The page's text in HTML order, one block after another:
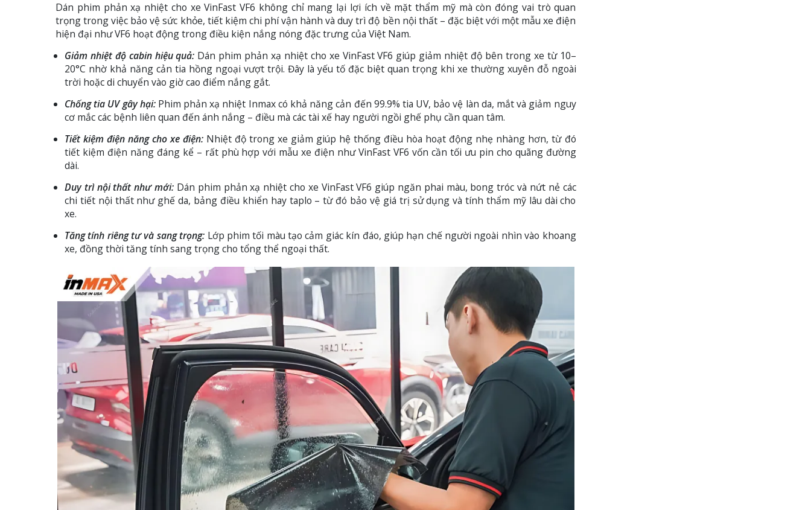
Dán phim phản xạ nhiệt cho xe VinFast VF6 không chỉ mang lại lợi ích về mặt thẩm mỹ mà còn đóng vai trò quan
trọng trong việc bảo vệ sức khỏe, tiết kiệm chi phí vận hành và duy trì độ bền nội thất – đặc biệt với một mẫu xe điện
hiện đại như VF6 hoạt động trong điều kiện nắng nóng đặc trưng của Việt Nam.
Giảm nhiệt độ cabin hiệu quả: Dán phim phản xạ nhiệt cho xe VinFast VF6 giúp giảm nhiệt độ bên trong xe từ 10–
20°C nhờ khả năng cản tia hồng ngoại vượt trội. Đây là yếu tố đặc biệt quan trọng khi xe thường xuyên đỗ ngoài
trời hoặc di chuyển vào giờ cao điểm nắng gắt.
Chống tia UV gây hại: Phim phản xạ nhiệt Inmax có khả năng cản đến 99.9% tia UV, bảo vệ làn da, mắt và giảm nguy
cơ mắc các bệnh liên quan đến ánh nắng – điều mà các tài xế hay người ngồi ghế phụ cần quan tâm.
Tiết kiệm điện năng cho xe điện: Nhiệt độ trong xe giảm giúp hệ thống điều hòa hoạt động nhẹ nhàng hơn, từ đó
tiết kiệm điện năng đáng kể – rất phù hợp với mẫu xe điện như VinFast VF6 vốn cần tối ưu pin cho quãng đường
dài.
Duy trì nội thất như mới: Dán phim phản xạ nhiệt cho xe VinFast VF6 giúp ngăn phai màu, bong tróc và nứt nẻ các
chi tiết nội thất như ghế da, bảng điều khiển hay taplo – từ đó bảo vệ giá trị sử dụng và tính thẩm mỹ lâu dài cho
xe.
Tăng tính riêng tư và sang trọng: Lớp phim tối màu tạo cảm giác kín đáo, giúp hạn chế người ngoài nhìn vào khoang
xe, đồng thời tăng tính sang trọng cho tổng thể ngoại thất.